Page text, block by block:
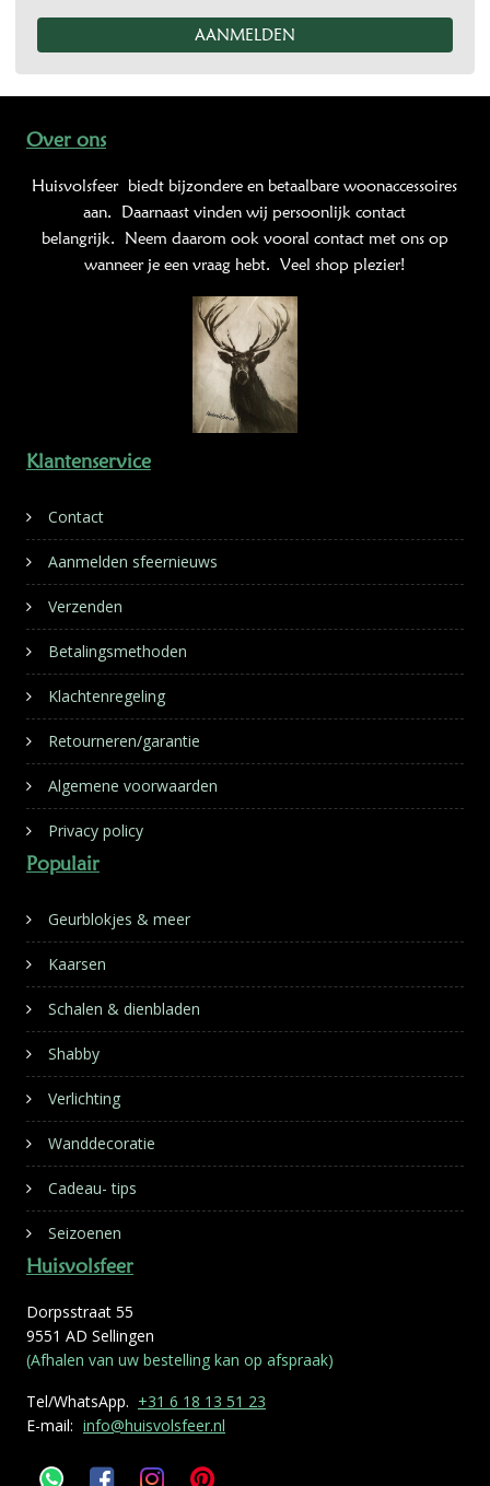
Over ons
Huisvolsfeer biedt bijzondere en betaalbare woonaccessoires
aan. Daarnaast vinden wij persoonlijk contact
belangrijk. Neem daarom ook vooral contact met ons op
wanneer je een vraag hebt. Veel shop plezier!
Klantenservice
Contact
Aanmelden sfeernieuws
Verzenden
Betalingsmethoden
Klachtenregeling
Retourneren/garantie
Algemene voorwaarden
Privacy policy
Populair
Geurblokjes & meer
Kaarsen
Schalen & dienbladen
Shabby
Verlichting
Wanddecoratie
Cadeau- tips
Seizoenen
Huisvolsfeer
Dorpsstraat 55
9551 AD Sellingen
(Afhalen van uw bestelling kan op afspraak)
Tel/WhatsApp. +31 6 18 13 51 23
E-mail: info@huisvolsfeer.nl